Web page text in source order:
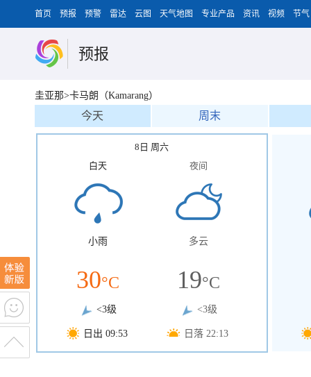
首页 预报 预警 雷达 云图 天气地图 专业产品 资讯 视频 节气
预报
圭亚那>卡马朗（Kamarang）
今天 周末
8日 周六
白天
小雨
30°C
<3级
日出 09:53
夜间
多云
19°C
<3级
日落 22:13